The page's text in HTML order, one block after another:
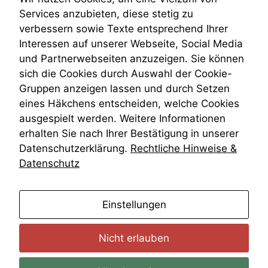
Venezuela
VRK
Wiederherstellungsanordnung
Zivilprozessordnung
ZPO
Zustellfiktion
Zuständigkeit
Öffentliches Personalrecht
Öffentlichkeitsprinzip
Services anzubieten, diese stetig zu
verbessern sowie Texte entsprechend Ihrer
Interessen auf unserer Webseite, Social Media
und Partnerwebseiten anzuzeigen. Sie können
sich die Cookies durch Auswahl der Cookie-
Gruppen anzeigen lassen und durch Setzen
eines Häkchens entscheiden, welche Cookies
ausgespielt werden. Weitere Informationen
erhalten Sie nach Ihrer Bestätigung in unserer
Datenschutzerklärung. Rechtliche Hinweise &
Datenschutz
Einstellungen
Nicht erlauben
marketingtechnische
Auswertungen
durchführen zu
können. Diese helfen
uns, unsere Website
zu verbessern.